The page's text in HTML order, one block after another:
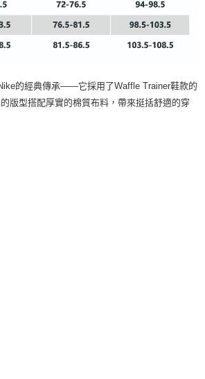
的經典傳承——它採用了Waffle Trainer鞋款的
版型搭配厚實的棉質布料，帶來挺括舒適的穿